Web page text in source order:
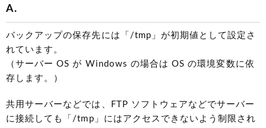
A.
バックアップの保存先には「/tmp」が初期値として設定さ
れています。
（サーバー OS が Windows の場合は OS の環境変数に依
存します。）
共用サーバーなどでは、FTP ソフトウェアなどでサーバー
に接続しても「/tmp」にはアクセスできないよう制限され